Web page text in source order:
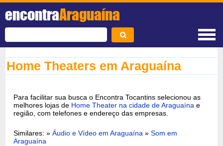
encontraAraguaína
Home Theaters em Araguaína
Para facilitar sua busca o Encontra Tocantins selecionou as
melhores lojas de Home Theater na cidade de Araguaína e
região, com telefones e endereço das empresas.
Similares: »Áudio e Vídeo em Araguaína »Som em
Araguaína